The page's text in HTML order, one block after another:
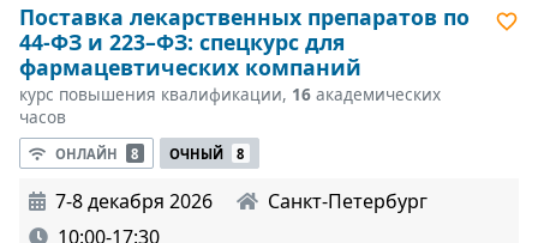
Поставка лекарственных препаратов по
44-ФЗ и 223–ФЗ: спецкурс для
фармацевтических компаний
курс повышения квалификации, 16 академических
часов
ОНЛАЙН 8 ОЧНЫЙ 8
7-8 декабря 2026
Санкт-Петербург
10:00-17:30